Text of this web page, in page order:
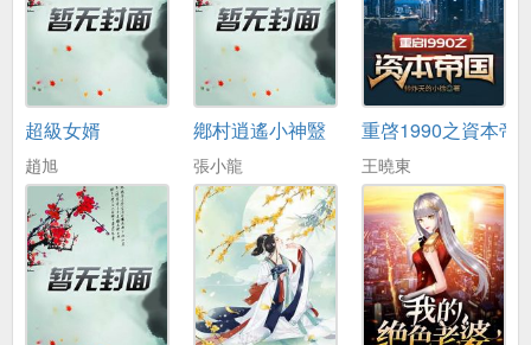
超級女婿
趙旭
鄕村逍遙小神毉
張小龍
重啓1990之資本帝
王曉東